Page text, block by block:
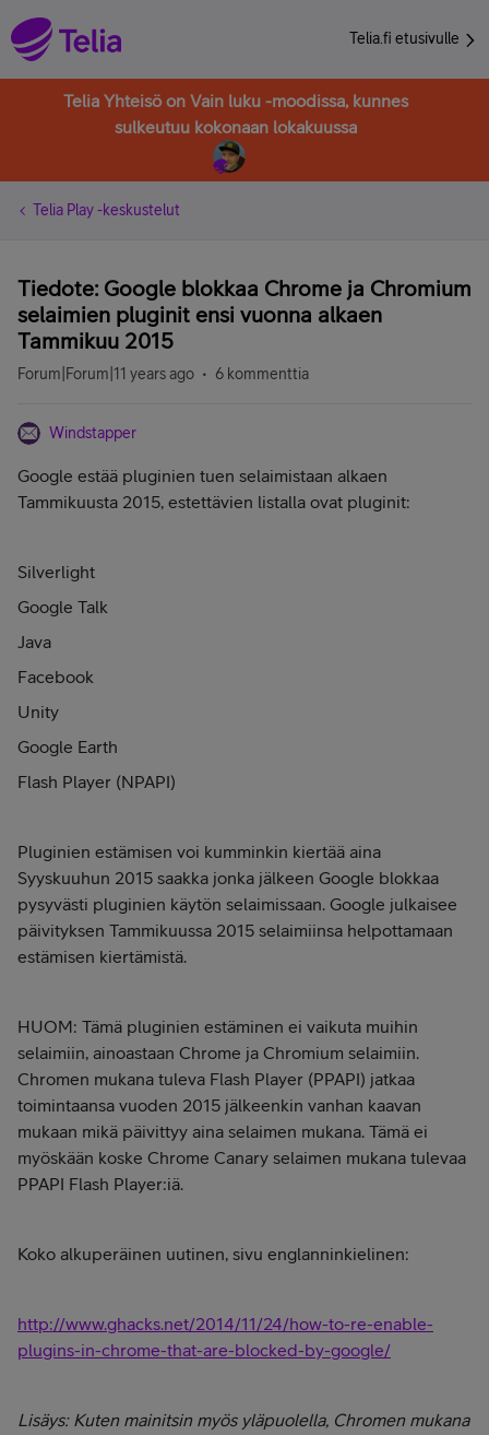
Telia.fi etusivulle
Telia Yhteisö on Vain luku -moodissa, kunnes
sulkeutuu kokonaan lokakuussa
Telia Play -keskustelut
Tiedote: Google blokkaa Chrome ja Chromium
selaimien pluginit ensi vuonna alkaen
Tammikuu 2015
Forum|Forum|11 years ago 6 kommenttia
Windstapper
Google estää pluginien tuen selaimistaan alkaen
Tammikuusta 2015, estettävien listalla ovat pluginit:
Silverlight
Google Talk
Java
Facebook
Unity
Google Earth
Flash Player (NPAPI)
Pluginien estämisen voi kumminkin kiertää aina
Syyskuuhun 2015 saakka jonka jälkeen Google blokkaa
pysyvästi pluginien käytön selaimissaan. Google julkaisee
päivityksen Tammikuussa 2015 selaimiinsa helpottamaan
estämisen kiertämistä.
HUOM: Tämä pluginien estäminen ei vaikuta muihin
selaimiin, ainoastaan Chrome ja Chromium selaimiin.
Chromen mukana tuleva Flash Player (PPAPI) jatkaa
toimintaansa vuoden 2015 jälkeenkin vanhan kaavan
mukaan mikä päivittyy aina selaimen mukana. Tämä ei
myöskään koske Chrome Canary selaimen mukana tulevaa
PPAPI Flash Player:iä.
Koko alkuperäinen uutinen, sivu englanninkielinen:
http://www.ghacks.net/2014/11/24/how-to-re-enable-
plugins-in-chrome-that-are-blocked-by-google/
Lisäys: Kuten mainitsin myös yläpuolella, Chromen mukana